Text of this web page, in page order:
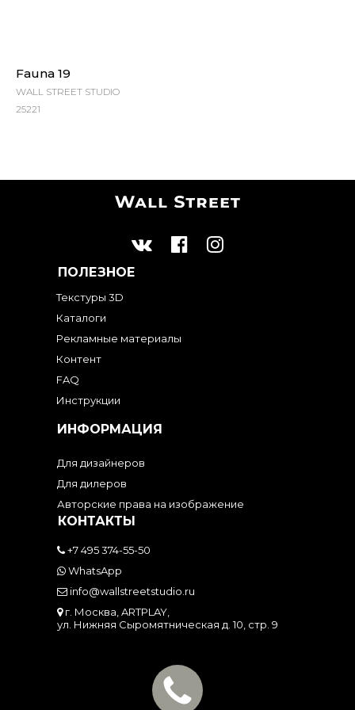
Fauna 19
WALL STREET STUDIO
25221
ПОЛЕЗНОЕ
Текстуры 3D
Каталоги
Рекламные материалы
Контент
FAQ
Инструкции
ИНФОРМАЦИЯ
Для дизайнеров
Для дилеров
Авторские права на изображение
КОНТАКТЫ
+7 495 374-55-50
WhatsApp
info@wallstreetstudio.ru
г. Москва, ARTPLAY,
ул. Нижняя Сыромятническая д. 10, стр. 9